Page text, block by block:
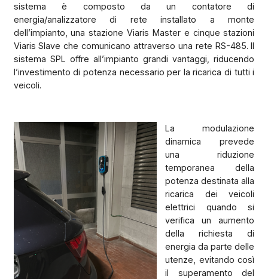
sistema è composto da un contatore di
energia/analizzatore di rete installato a monte
dell’impianto, una stazione Viaris Master e cinque stazioni
Viaris Slave che comunicano attraverso una rete RS-485. Il
sistema SPL offre all’impianto grandi vantaggi, riducendo
l’investimento di potenza necessario per la ricarica di tutti i
veicoli.
La modulazione
dinamica prevede
una riduzione
temporanea della
potenza destinata alla
ricarica dei veicoli
elettrici quando si
verifica un aumento
della richiesta di
energia da parte delle
utenze, evitando così
il superamento del